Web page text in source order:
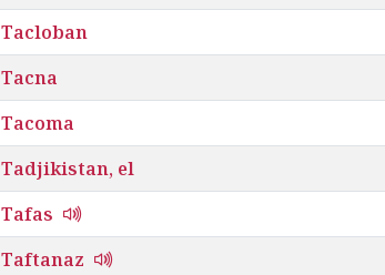
Tacloban
Tacna
Tacoma
Tadjikistan, el
Tafas
Taftanaz